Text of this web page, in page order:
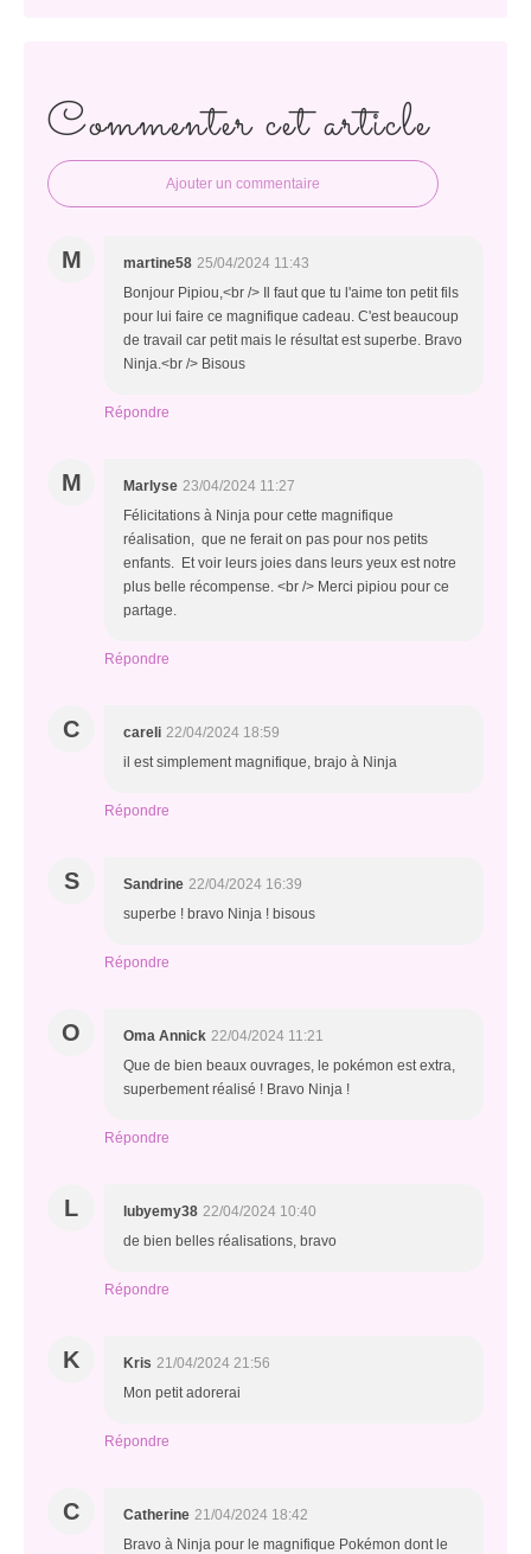
Commenter cet article
Ajouter un commentaire
M martine58 25/04/2024 11:43
Bonjour Pipiou,<br /> Il faut que tu l'aime ton petit fils
pour lui faire ce magnifique cadeau. C'est beaucoup
de travail car petit mais le résultat est superbe. Bravo
Ninja.<br /> Bisous
Répondre
M Marlyse 23/04/2024 11:27
Félicitations à Ninja pour cette magnifique
réalisation, que ne ferait on pas pour nos petits
enfants. Et voir leurs joies dans leurs yeux est notre
plus belle récompense. <br /> Merci pipiou pour ce
partage.
Répondre
C careli 22/04/2024 18:59
il est simplement magnifique, brajo à Ninja
Répondre
S Sandrine 22/04/2024 16:39
superbe ! bravo Ninja ! bisous
Répondre
O Oma Annick 22/04/2024 11:21
Que de bien beaux ouvrages, le pokémon est extra,
superbement réalisé ! Bravo Ninja !
Répondre
L lubyemy38 22/04/2024 10:40
de bien belles réalisations, bravo
Répondre
K Kris 21/04/2024 21:56
Mon petit adorerai
Répondre
C Catherine 21/04/2024 18:42
Bravo à Ninja pour le magnifique Pokémon dont le